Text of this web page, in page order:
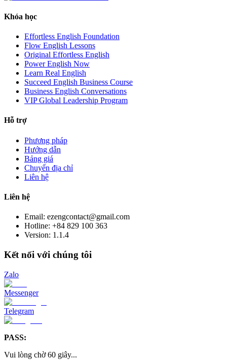
Khóa học
Effortless English Foundation
Flow English Lessons
Original Effortless English
Power English Now
Learn Real English
Succeed English Business Course
Business English Conversations
VIP Global Leadership Program
Hỗ trợ
Phương pháp
Hướng dẫn
Bảng giá
Chuyển địa chỉ
Liên hệ
Liên hệ
Email: ezengcontact@gmail.com
Hotline: +84 829 100 363
Version: 1.1.4
Kết nối với chúng tôi
Zalo
Messenger
Telegram
PASS:
Vui lòng chờ 60 giây...